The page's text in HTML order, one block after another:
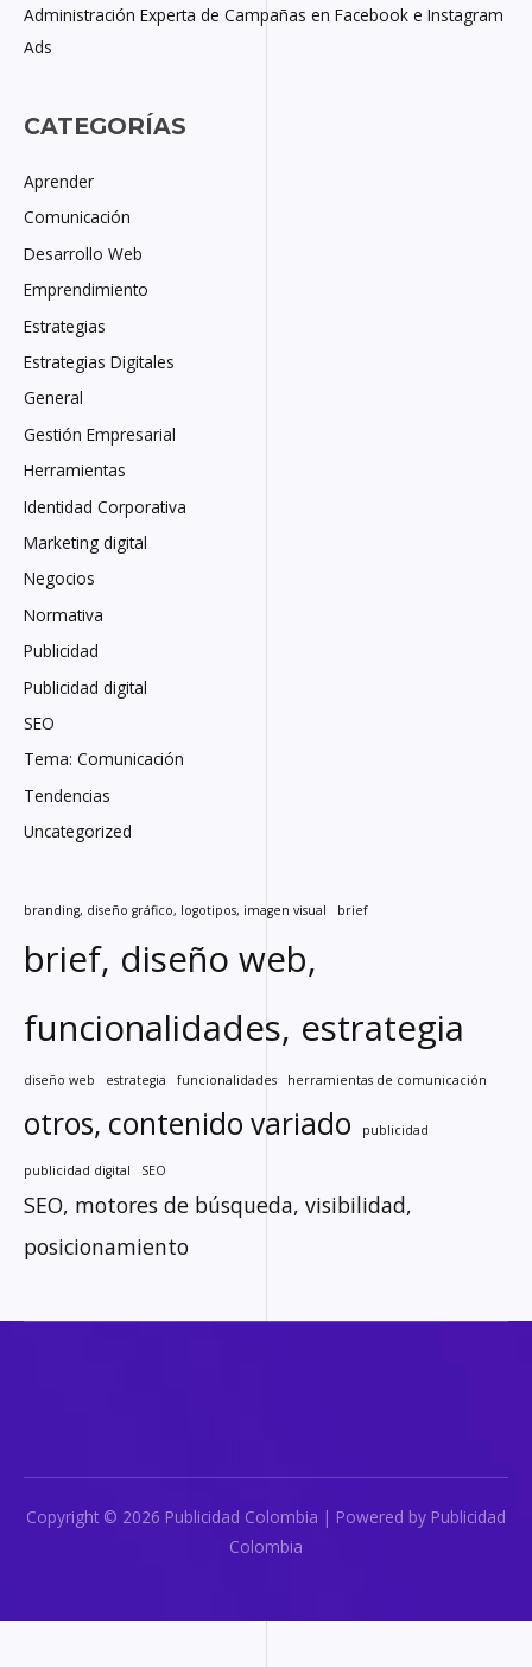
Administración Experta de Campañas en Facebook e Instagram
Ads
CATEGORÍAS
Aprender
Comunicación
Desarrollo Web
Emprendimiento
Estrategias
Estrategias Digitales
General
Gestión Empresarial
Herramientas
Identidad Corporativa
Marketing digital
Negocios
Normativa
Publicidad
Publicidad digital
SEO
Tema: Comunicación
Tendencias
Uncategorized
branding, diseño gráfico, logotipos, imagen visual brief
brief, diseño web,
funcionalidades, estrategia
diseño web estrategia funcionalidades herramientas de comunicación
otros, contenido variado publicidad
publicidad digital SEO
SEO, motores de búsqueda, visibilidad,
posicionamiento
Copyright © 2026 Publicidad Colombia | Powered by Publicidad
Colombia